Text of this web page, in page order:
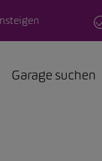
Garage suchen